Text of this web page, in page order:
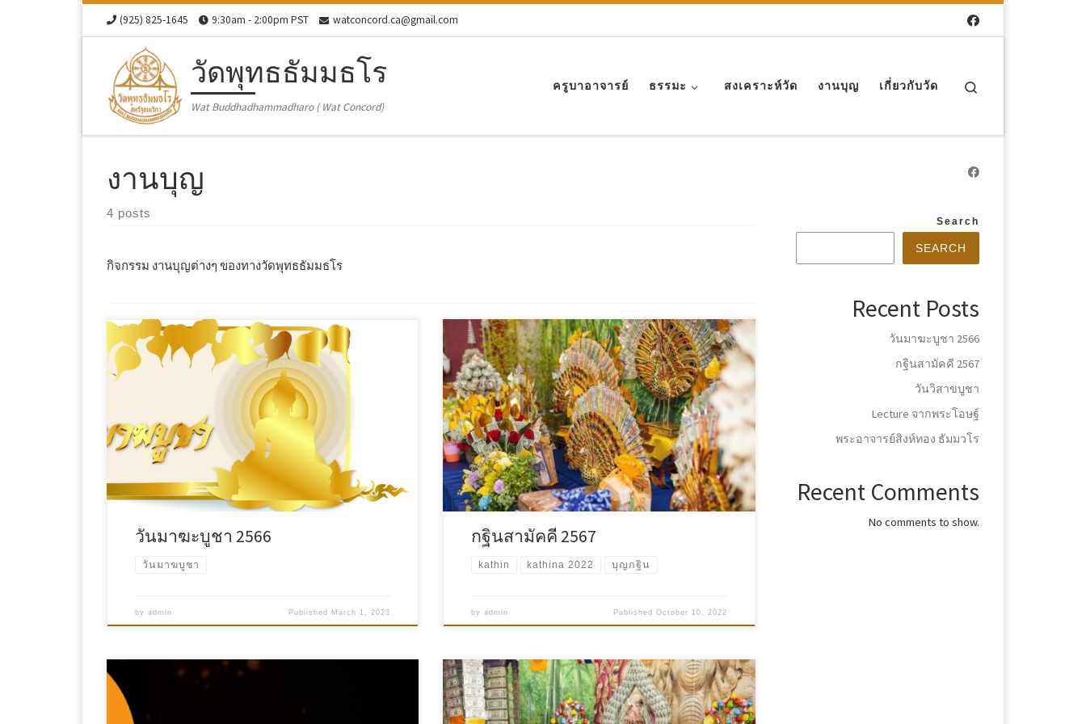
(925) 825-1645 9:30am - 2:00pm PST watconcord.ca@gmail.com
วัดพุทธธัมมธโร
Wat Buddhadhammadharo ( Wat Concord)
ครูบาอาจารย์ ธรรมะ สงเคราะห์วัด งานบุญ เกี่ยวกับวัด
งานบุญ
4 posts
กิจกรรม งานบุญต่างๆ ของทางวัดพุทธธัมมธโร
วันมาฆะบูชา 2566
วันมาฆบูชา
by admin Published March 1, 2023
กฐินสามัคคี 2567
kathin kathina 2022 บุญกฐิน
byadmin Published October 10, 2022
Search
SEARCH
Recent Posts
วันมาฆะบูชา 2566
กฐินสามัคคี 2567
วันวิสาขบูชา
Lecture จากพระโอษฐ์
พระอาจารย์สิงห์ทอง ธัมมวโร
Recent Comments
No comments to show.